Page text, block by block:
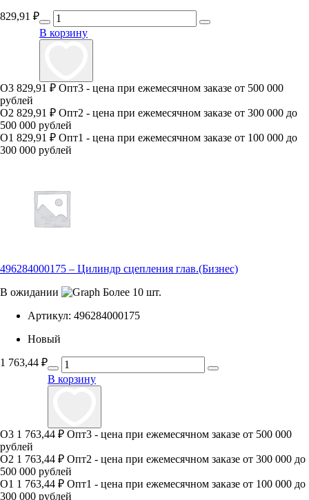
829,91 ₽
В корзину
О3 829,91 ₽ Опт3 - цена при ежемесячном заказе от 500 000
рублей
О2 829,91 ₽ Опт2 - цена при ежемесячном заказе от 300 000 до
500 000 рублей
О1 829,91 ₽ Опт1 - цена при ежемесячном заказе от 100 000 до
300 000 рублей
496284000175 – Цилиндр сцепления глав.(Бизнес)
В ожидании
Более 10 шт.
Артикул: 496284000175
Новый
1 763,44 ₽
В корзину
О3 1 763,44 ₽ Опт3 - цена при ежемесячном заказе от 500 000
рублей
О2 1 763,44 ₽ Опт2 - цена при ежемесячном заказе от 300 000 до
500 000 рублей
О1 1 763,44 ₽ Опт1 - цена при ежемесячном заказе от 100 000 до
300 000 рублей